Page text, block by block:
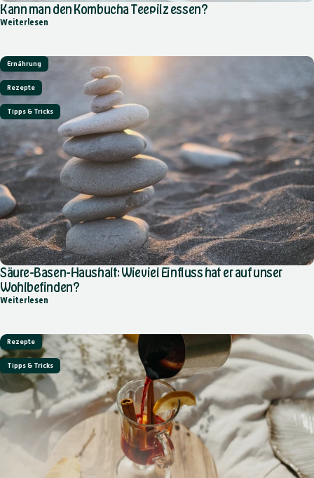
Kann man den Kombucha Teepilz essen?
Weiterlesen
Ernährung
Rezepte
Tipps & Tricks
Säure-Basen-Haushalt: Wieviel Einfluss hat er auf unser
Wohlbefinden?
Weiterlesen
Rezepte
Tipps & Tricks